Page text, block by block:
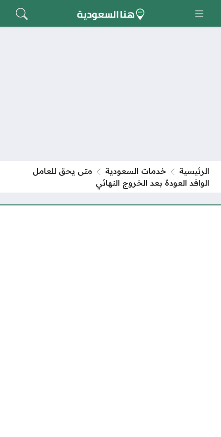
الرئيسية خدمات السعودية
متى يحق للعامل
الوافد العودة بعد الخروج النهائي